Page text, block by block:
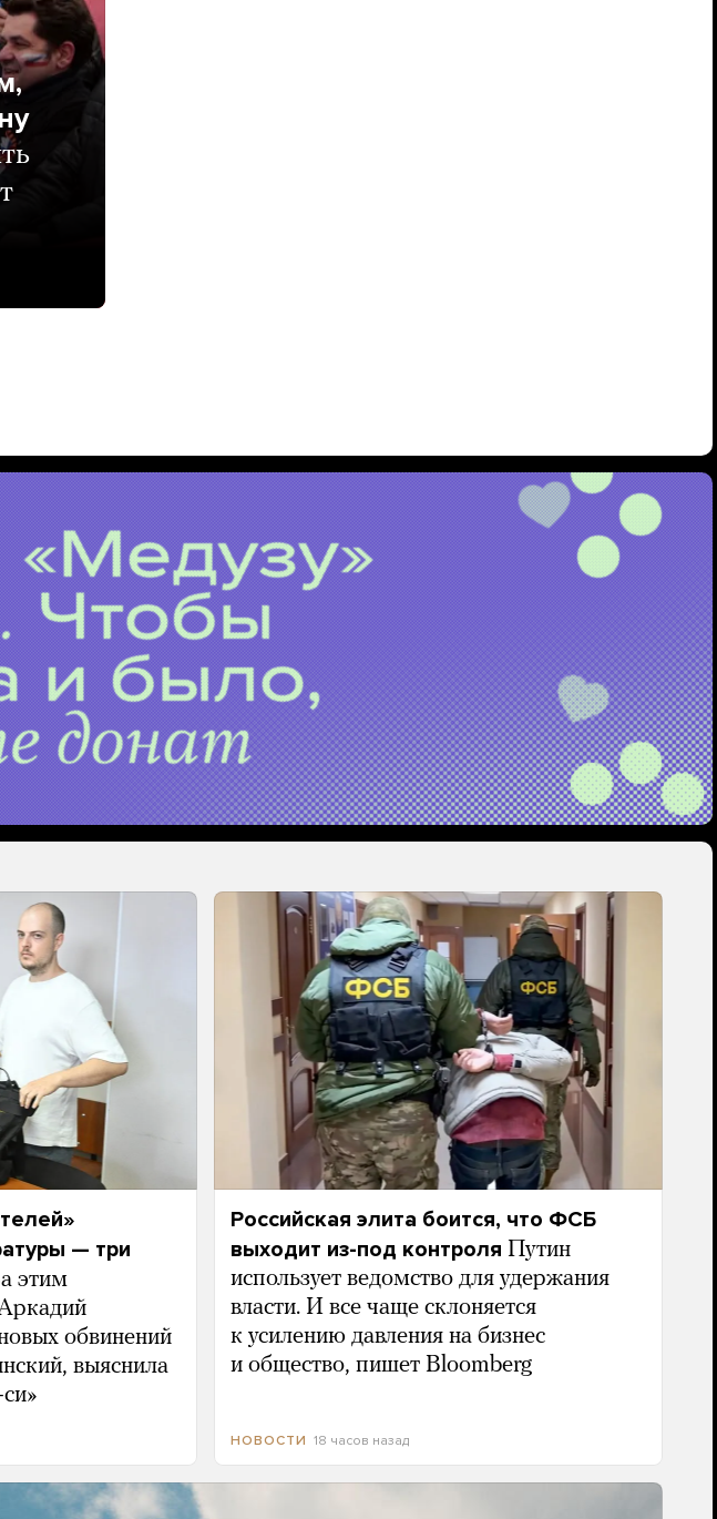
— три
этим
обвинений
выяснила
Российская элита боится, что ФСБ
выходит из-под контроля Путин
использует ведомство для удержания
власти. И все чаще склоняется
к усилению давления на бизнес
и общество, пишет Bloomberg
НОВОСТИ 18 часов назад